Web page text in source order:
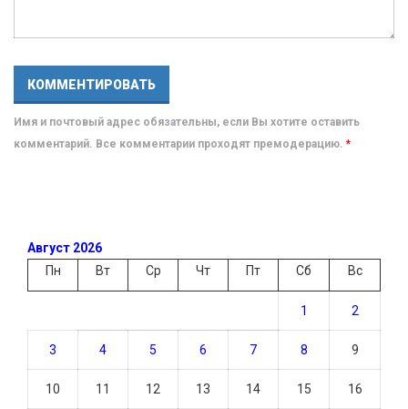
Имя и почтовый адрес обязательны, если Вы хотите оставить
комментарий. Все комментарии проходят премодерацию. *
Август 2026
Пн
Вт Ср Чт Пт Сб Вс
1 2
3 4 5 6 7 8 9
10 11 12 13 14 15 16